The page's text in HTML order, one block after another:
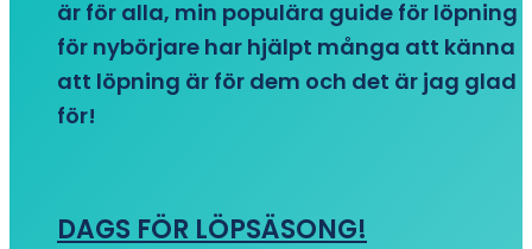
är för alla, min populära guide för löpning
för nybörjare har hjälpt många att känna
att löpning är för dem och det är jag glad
för!
DAGS FÖR LÖPSÄSONG!